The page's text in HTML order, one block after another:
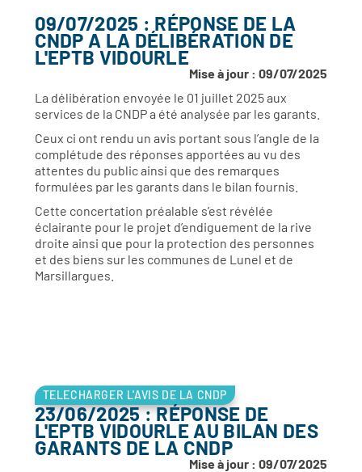
09/07/2025 : RÉPONSE DE LA
CNDP A LA DÉLIBÉRATION DE
L'EPTB VIDOURLE
Mise à jour : 09/07/2025
La délibération envoyée le 01 juillet 2025 aux
services de la CNDP a été analysée par les garants.
Ceux ci ont rendu un avis portant sous l’angle de la
complétude des réponses apportées au vu des
attentes du public ainsi que des remarques
formulées par les garants dans le bilan fournis.
Cette concertation préalable s’est révélée
éclairante pour le projet d’endiguement de la rive
droite ainsi que pour la protection des personnes
et des biens sur les communes de Lunel et de
Marsillargues.
TELECHARGER L'AVIS DE LA CNDP
23/06/2025 : RÉPONSE DE
L'EPTB VIDOURLE AU BILAN DES
GARANTS DE LA CNDP
Mise à jour : 09/07/2025